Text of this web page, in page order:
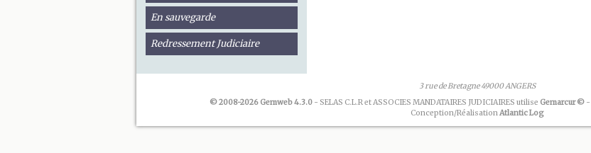
En sauvegarde
Redressement Judiciaire
3 rue de Bretagne 49000 ANGERS
© 2008-2026 Gemweb 4.3.0- SELAS C.L.R et ASSOCIES MANDATAIRES JUDICIAIRES utilise Gemarcur ©-
Conception/RéalisationAtlantic Log